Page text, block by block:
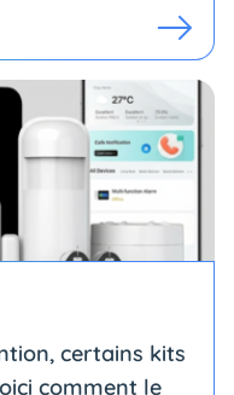
certains kits
comment le